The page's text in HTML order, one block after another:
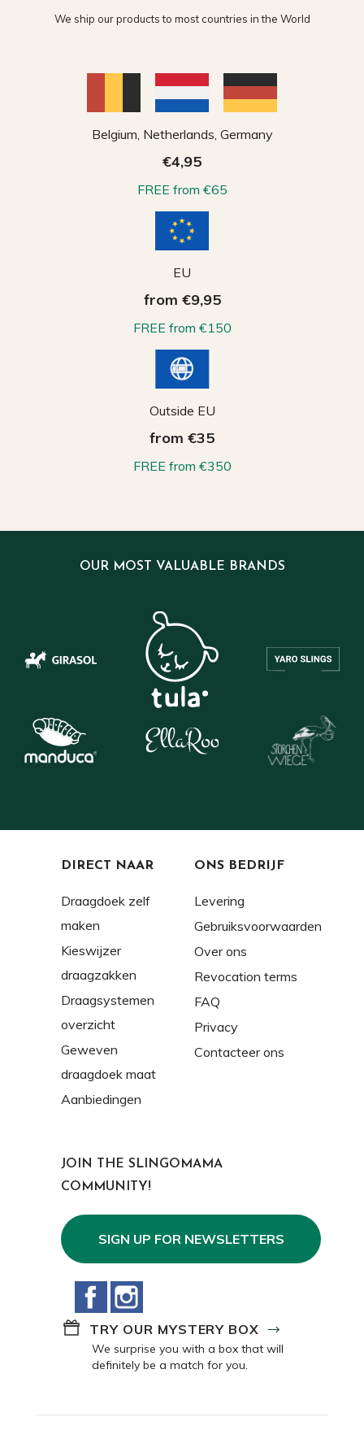
We ship our products to most countries in the World
Belgium, Netherlands, Germany
€4,95
FREE from €65
EU
from €9,95
FREE from €150
Outside EU
from €35
FREE from €350
OUR MOST VALUABLE BRANDS
DIRECT NAAR
Draagdoek zelf
maken
Kieswijzer
draagzakken
Draagsystemen
overzicht
Geweven
draagdoek maat
Aanbiedingen
ONS BEDRIJF
Levering
Gebruiksvoorwaarden
Over ons
Revocation terms
FAQ
Privacy
Contacteer ons
JOIN THE SLINGOMAMA
COMMUNITY!
SIGN UP FOR NEWSLETTERS
Facebook
TRY OUR MYSTERY BOX
We surprise you with a box that will
definitely be a match for you.